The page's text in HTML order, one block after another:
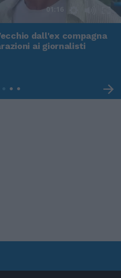
01:16
dall'ex compagna
ai giornalisti